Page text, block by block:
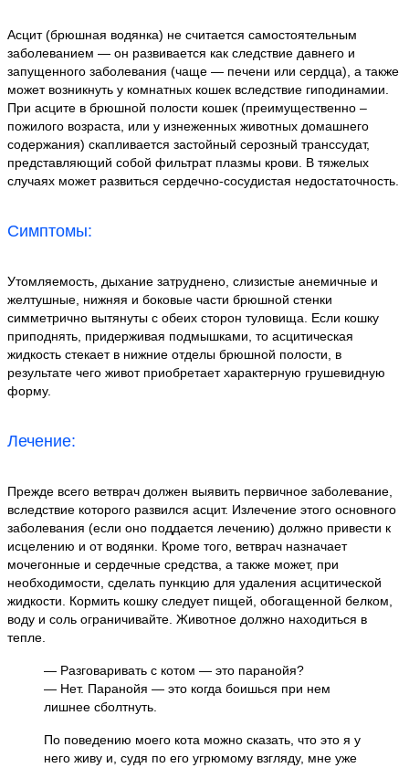
Асцит (брюшная водянка) не считается самостоятельным
заболеванием — он развивается как следствие давнего и
запущенного заболевания (чаще — печени или сердца), а также
может возникнуть у комнатных кошек вследствие гиподинамии.
При асците в брюшной полости кошек (преимущественно –
пожилого возраста, или у изнеженных животных домашнего
содержания) скапливается застойный серозный транссудат,
представляющий собой фильтрат плазмы крови. В тяжелых
случаях может развиться сердечно-сосудистая недостаточность.
Симптомы:
Утомляемость, дыхание затруднено, слизистые анемичные и
желтушные, нижняя и боковые части брюшной стенки
симметрично вытянуты с обеих сторон туловища. Если кошку
приподнять, придерживая подмышками, то асцитическая
жидкость стекает в нижние отделы брюшной полости, в
результате чего живот приобретает характерную грушевидную
форму.
Лечение:
Прежде всего ветврач должен выявить первичное заболевание,
вследствие которого развился асцит. Излечение этого основного
заболевания (если оно поддается лечению) должно привести к
исцелению и от водянки. Кроме того, ветврач назначает
мочегонные и сердечные средства, а также может, при
необходимости, сделать пункцию для удаления асцитической
жидкости. Кормить кошку следует пищей, обогащенной белком,
воду и соль ограничивайте. Животное должно находиться в
тепле.
— Разговаривать с котом — это паранойя?
— Нет. Паранойя — это когда боишься при нем
лишнее сболтнуть.
По поведению моего кота можно сказать, что это я у
него живу и, судя по его угрюмому взгляду, мне уже